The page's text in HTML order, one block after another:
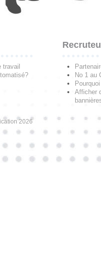
No 1 au
Afficher
2026